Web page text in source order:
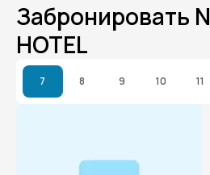
Забронировать
HOTEL
7 8 9 10 11